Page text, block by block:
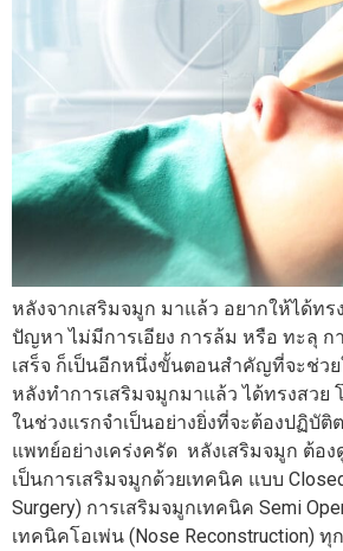
หลังจากเสริมจมูก มาแล้ว อยากให้ได้ทร
ปัญหา ไม่มีการเอียง การล้ม หรือ ทะลุ
เสร็จ ก็เป็นอีกหนึ่งขั้นตอนสำคัญที่จะช่วย
หลังทำการเสริมจมูกมาแล้ว ได้ทรงสวย
ในช่วงแรกจำเป็นอย่างยิ่งที่จะต้องปฏิบั
แพทย์อย่างเคร่งครัด หลังเสริมจมูก ต้อง
เป็นการเสริมจมูกด้วยเทคนิค แบบ
Surgery) การเสริมจมูกเทคนิค Semi
เทคนิคโอเพ่น (Nose Reconstruction)